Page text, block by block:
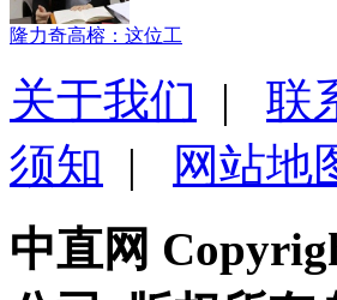
隆力奇高榕：这位工
关于我们 | 联
须知 |
网站地
中直网